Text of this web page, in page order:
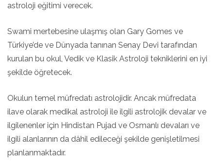
astroloji eğitimi verecek.
Swami mertebesine ulaşmış olan Gary Gomes ve
Türkiye’de ve Dünyada tanınan Senay Devi tarafından
kurulan bu okul, Vedik ve Klasik Astroloji tekniklerini en iyi
şekilde öğretecek.
Okulun temel müfredatı astrolojidir. Ancak müfredata
ilave olarak medikal astroloji ile ilgili astrolojik devalar ve
ilgilenenler için Hindistan Pujad ve Osmanlı devaları ve
ilgili alanlarının da dâhil edileceği şekilde genişletilmesi
planlanmaktadır.